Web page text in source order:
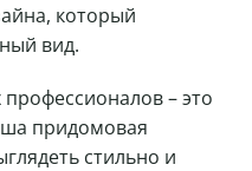
который
вид.
– это
придомовая
стильно и